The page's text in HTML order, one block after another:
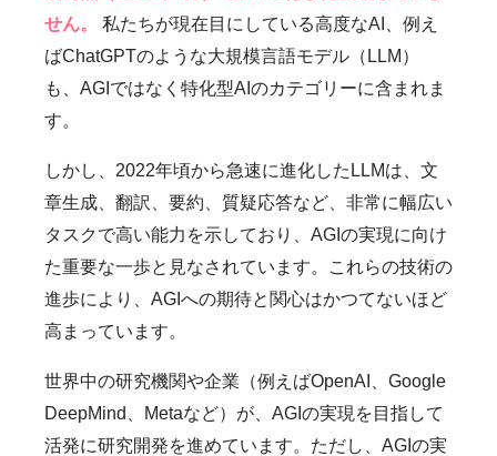
せん。
私たちが現在目にしている高度なAI、例え
ばChatGPTのような大規模言語モデル（LLM）
も、AGIではなく特化型AIのカテゴリーに含まれま
す。
しかし、2022年頃から急速に進化したLLMは、文
章生成、翻訳、要約、質疑応答など、非常に幅広い
タスクで高い能力を示しており、AGIの実現に向け
た重要な一歩と見なされています。これらの技術の
進歩により、AGIへの期待と関心はかつてないほど
高まっています。
世界中の研究機関や企業（例えばOpenAI、Google
DeepMind、Metaなど）が、AGIの実現を目指して
活発に研究開発を進めています。ただし、AGIの実